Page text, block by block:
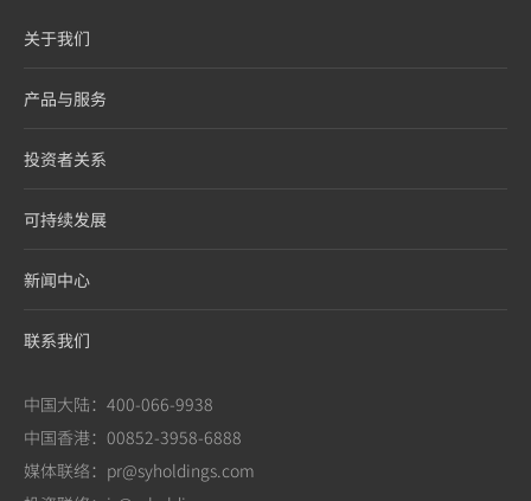
关于我们
产品与服务
投资者关系
可持续发展
新闻中心
联系我们
中国大陆：400-066-9938
中国香港：00852-3958-6888
媒体联络：pr@syholdings.com